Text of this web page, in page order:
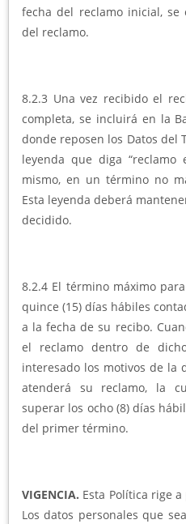
fecha del reclamo inicial,
del reclamo.
8.2.3 Una vez recibido el
completa, se incluirá en la
donde reposen los Datos del
leyenda que diga
mismo, en un término no
Esta leyenda deberá
decidido.
8.2.4 El término máximo
quince (15) días hábiles
a la fecha de su recibo.
el reclamo dentro de
interesado los motivos de la
atenderá su reclamo, la
superar los ocho (8) días
del primer término.
VIGENCIA. Esta Política rige
Los datos personales que